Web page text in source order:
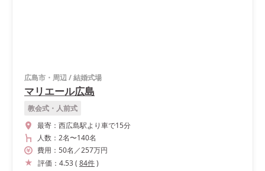
広島市・周辺/結婚式場
マリエール広島
教会式・人前式
最寄： 西広島駅より車で15分
人数： 2名〜140名
費用： 50名 ／257万円
評価： 4.53( 84件)